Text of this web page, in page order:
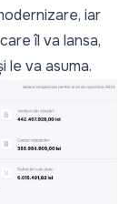
iar
îl va lansa,
le va asuma.